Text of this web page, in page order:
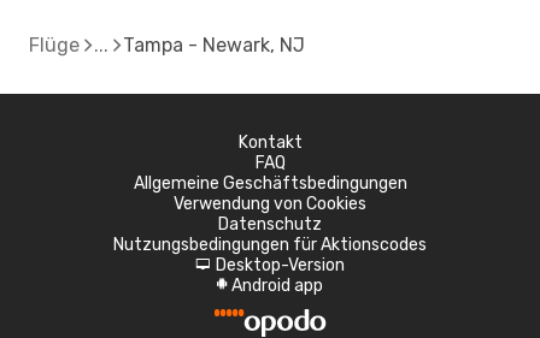
Flüge Tampa - Newark, NJ
Kontakt
FAQ
Allgemeine Geschäftsbedingungen
Verwendung von Cookies
Datenschutz
Nutzungsbedingungen für Aktionscodes
d Desktop-Version
A Android app